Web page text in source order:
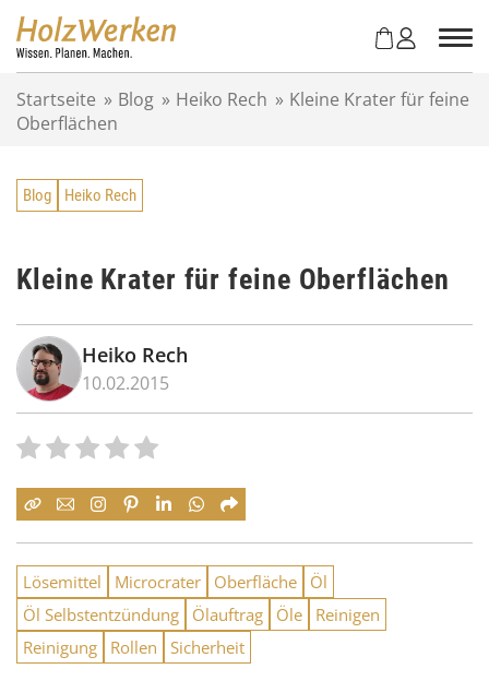
Startseite » Blog » Heiko Rech » Kleine Krater für feine
Oberflächen
Blog Heiko Rech
Kleine Krater für feine Oberflächen
Heiko Rech
10.02.2015
Lösemittel Microcrater Oberfläche
Öl
Öl Selbstentzündung
Ölauftrag Öle
Reinigen
Reinigung
Rollen Sicherheit